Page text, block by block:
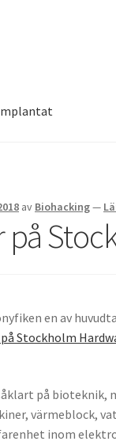
Varukorg
av Biohacking—
på
en av
Stockholm
på bioteknik,
värmeblock,
inom